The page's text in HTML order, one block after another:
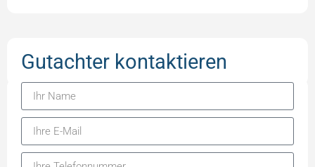
Gutachter kontaktieren